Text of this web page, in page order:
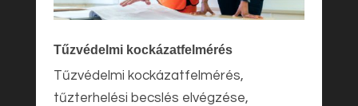
Tűzvédelmi kockázatfelmérés
Tűzvédelmi kockázatfelmérés,
tűzterhelési becslés elvégzése,